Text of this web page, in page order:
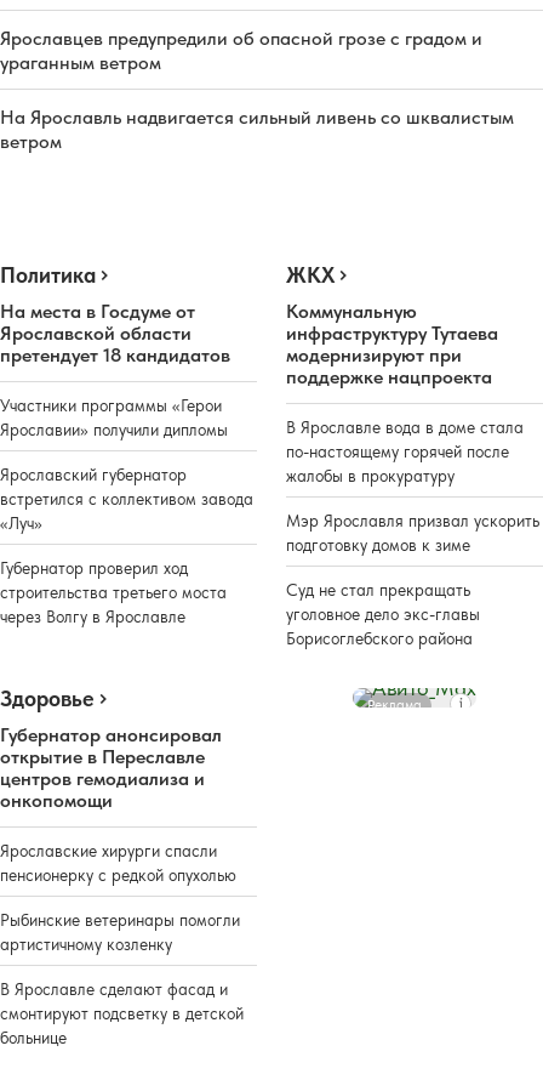
Ярославцев предупредили об опасной грозе с градом и
ураганным ветром
На Ярославль надвигается сильный ливень со шквалистым
ветром
Политика
На места в Госдуме от
Ярославской области
претендует 18 кандидатов
Участники программы «Герои
Ярославии» получили дипломы
Ярославский губернатор
встретился с коллективом завода
«Луч»
Губернатор проверил ход
строительства третьего моста
через Волгу в Ярославле
ЖКХ
Коммунальную
инфраструктуру Тутаева
модернизируют при
поддержке нацпроекта
В Ярославле вода в доме стала
по-настоящему горячей после
жалобы в прокуратуру
Мэр Ярославля призвал ускорить
подготовку домов к зиме
Суд не стал прекращать
уголовное дело экс-главы
Борисоглебского района
Здоровье
Губернатор анонсировал
открытие в Переславле
центров гемодиализа и
онкопомощи
Ярославские хирурги спасли
пенсионерку с редкой опухолью
Рыбинские ветеринары помогли
артистичному козленку
В Ярославле сделают фасад и
смонтируют подсветку в детской
больнице
Реклама